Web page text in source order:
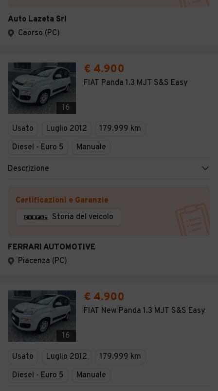
Auto Lazeta Srl
Caorso (PC)
16
€ 4.900
FIAT Panda 1.3 MJT S&S Easy
Usato Luglio 2012
179.999 km
Diesel - Euro 5
Manuale
Descrizione
Certificazioni e Garanzie
Storia del veicolo
FERRARI AUTOMOTIVE
Piacenza (PC)
16
€ 4.900
FIAT New Panda 1.3 MJT S&S Easy
Usato Luglio 2012
179.999 km
Diesel - Euro 5
Manuale